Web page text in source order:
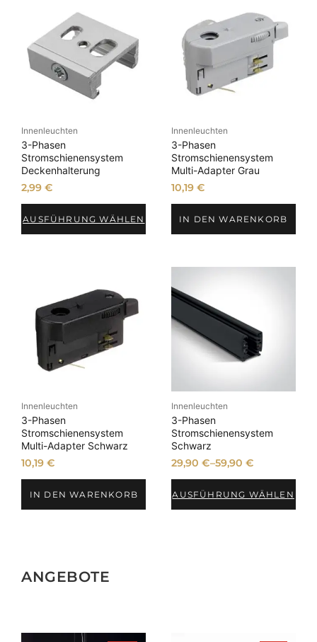
Innenleuchten
3-Phasen
Stromschienensystem
Deckenhalterung
2,99€
AUSFÜHRUNG WÄHLEN
Innenleuchten
3-Phasen
Stromschienensystem
Multi-Adapter Grau
10,19 €
IN DEN WARENKORB
Innenleuchten
3-Phasen
Stromschienensystem
Multi-Adapter Schwarz
10,19€
IN DEN WARENKORB
Innenleuchten
3-Phasen
Stromschienensystem
Schwarz
29,90 €–59,90 €
AUSFÜHRUNG WÄHLEN
ANGEBOTE